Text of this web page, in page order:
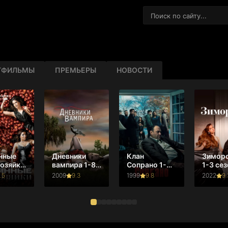
ПРЕМЬЕРЫ НОВОСТИ
Дневники
вампира 1-8
сезон
2009 9.3
Клан
Сопрано 1-6
сезон
1999 9.8
1-3
2022